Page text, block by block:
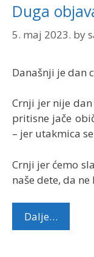
Duga
5. maj 2023. by
Današnji je dan
Crnji jer nije
pritisne jače
– jer utakmica
Crnji jer ćemo
naše dete, da
Dalje…